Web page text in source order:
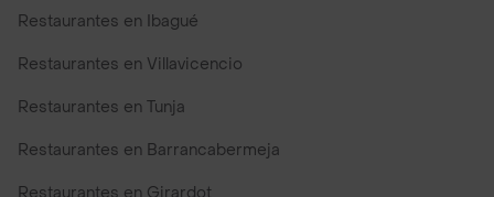
Restaurantes en Ibagué
Restaurantes en Villavicencio
Restaurantes en Tunja
Restaurantes en Barrancabermeja